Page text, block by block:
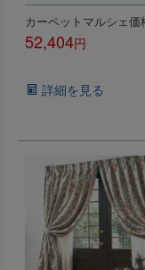
カーペットマルシェ価
52,404
詳細を見る